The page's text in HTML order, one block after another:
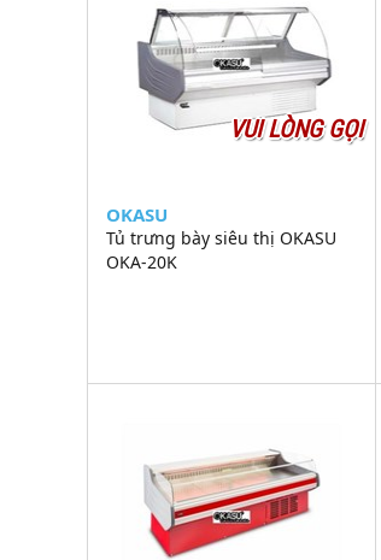
VUI LÒNG GỌI
OKASU
Tủ trưng bày siêu thị OKASU
OKA-20K